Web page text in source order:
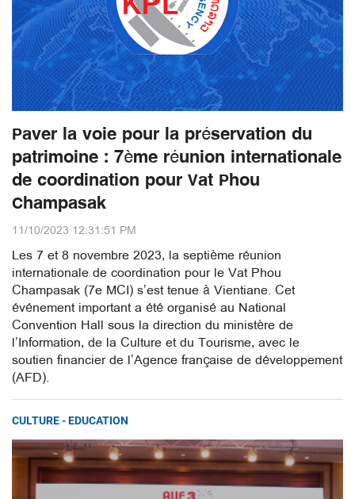
Paver la voie pour la préservation du
patrimoine : 7ème réunion internationale
de coordination pour Vat Phou
Champasak
11/10/2023 12:31:51 PM
Les 7 et 8 novembre 2023, la septième réunion
internationale de coordination pour le Vat Phou
Champasak (7e MCI) s’est tenue à Vientiane. Cet
événement important a été organisé au National
Convention Hall sous la direction du ministère de
l’Information, de la Culture et du Tourisme, avec le
soutien financier de l’Agence française de développement
(AFD).
CULTURE - EDUCATION